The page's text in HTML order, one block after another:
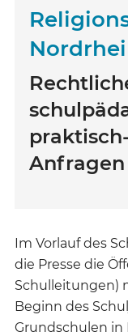
Anfragen
Im Vorlauf des
die Presse die
Schulleitungen)
Beginn des
Grundschulen in